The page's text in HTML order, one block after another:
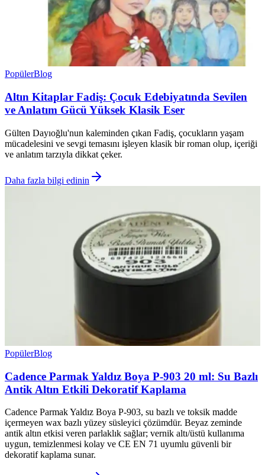
PopülerBlog
Altın Kitaplar Fadiş: Çocuk Edebiyatında Sevilen
ve Anlatım Gücü Yüksek Klasik Eser
Gülten Dayıoğlu'nun kaleminden çıkan Fadiş, çocukların yaşam
mücadelesini ve sevgi temasını işleyen klasik bir roman olup, içeriği
ve anlatım tarzıyla dikkat çeker.
Daha fazla bilgi edinin
PopülerBlog
Cadence Parmak Yaldız Boya P-903 20 ml: Su Bazlı
Antik Altın Etkili Dekoratif Kaplama
Cadence Parmak Yaldız Boya P-903, su bazlı ve toksik madde
içermeyen wax bazlı yüzey süsleyici çözümdür. Beyaz zeminde
antik altın etkisi veren parlaklık sağlar; vernik altı/üstü kullanıma
uygun, temizlenmesi kolay ve CE EN 71 uyumlu güvenli bir
dekoratif kaplama sunar.